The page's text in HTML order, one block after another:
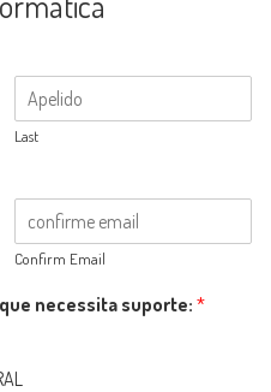
Last
Confirm Email
necessita suporte:*